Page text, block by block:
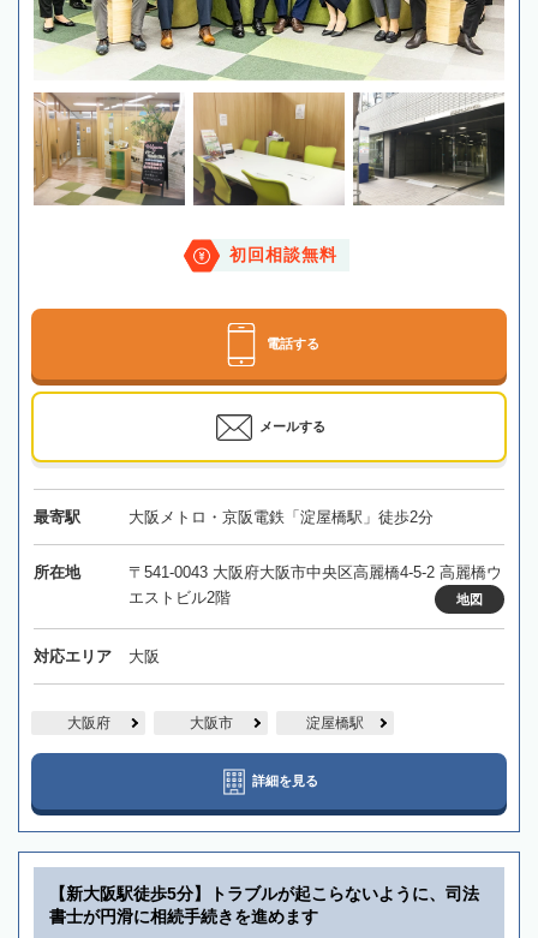
初回相談無料
電話する
メールする
最寄駅 大阪メトロ・京阪電鉄「淀屋橋駅」徒歩2分
所在地
〒541-0043 大阪府大阪市中央区高麗橋4-5-2 高麗橋ウ
エストビル2階
地図
対応エリア 大阪
大阪府 大阪市 淀屋橋駅
詳細を見る
【新大阪駅徒歩5分】トラブルが起こらないように、司法
書士が円滑に相続手続きを進めます